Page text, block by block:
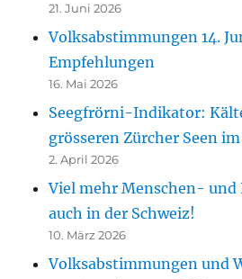
21. Juni 2026
Volksabstimmungen 14.
Empfehlungen
16. Mai 2026
Seegfrörni-Indikator:
grösseren Zürcher Seen
2. April 2026
Viel mehr Menschen-
auch in der Schweiz!
10. März 2026
Volksabstimmungen und